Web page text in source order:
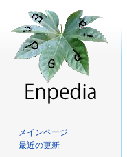
メインページ
最近の更新